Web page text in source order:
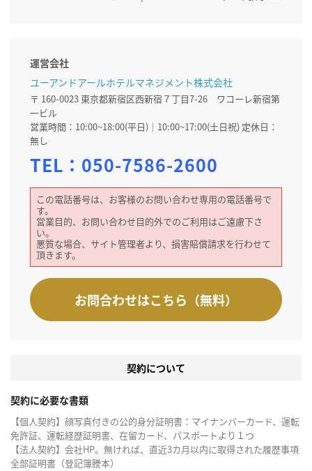
運営会社
ユーアンドアールホテルマネジメント株式会社
〒 160-0023 東京都新宿区西新宿７丁目7-26 ワコーレ新宿第
一ビル
営業時間：10:00~18:00(平日)｜10:00~17:00(土日祝) 定休日：
無し
TEL： 050-7586-2600
この電話番号は、お客様のお問い合わせ専用の電話番号で
す。
営業目的、お問い合わせ目的外でのご利用はご遠慮下さ
い。
悪質な場合、サイト管理者より、損害賠償請求を行わせて
頂きます。
お問合わせはこちら（無料）
契約について
契約に必要な書類
【個人契約】顔写真付きの公的身分証明書：マイナンバーカード、運転
免許証、運転経歴証明書、在留カード、パスポートより１つ
【法人契約】会社HP。無ければ、直近3カ月以内に取得された履歴事項
全部証明書（登記簿謄本）